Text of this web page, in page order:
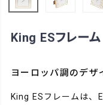
King ESフレー
ヨーロッパ調のデザ
King ESフレームは